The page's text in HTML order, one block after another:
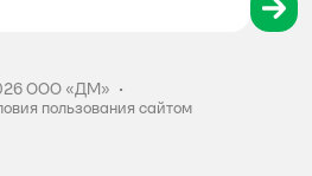
ООО «ДМ» •
пользования сайтом